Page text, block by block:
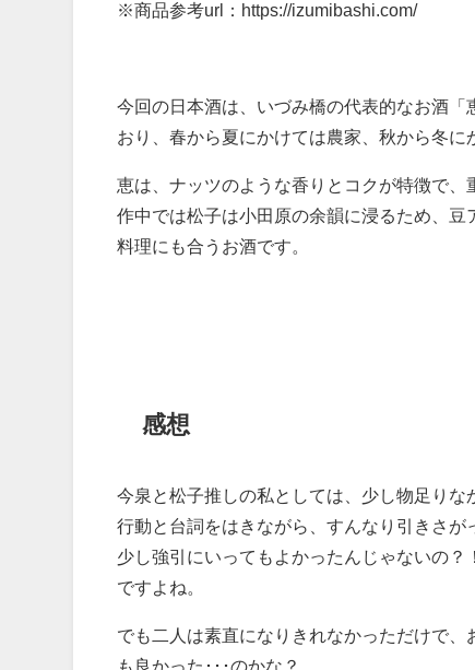
※商品参考url：https://izumibashi.com/
今回の日本酒は、いづみ橋の代表的なお酒
おり、春から夏にかけては農家、秋から冬に
恵は、ナッツのような香りとコクが特徴で、
作中では松子は小田原の余韻に浸るため、
料理にも合うお酒です。
感想
今泉と松子推しの私としては、少し物足り
行動と台詞をはきながら、すんなり引きさ
少し強引にいってもよかったんじゃないの
ですよね。
でも二人は素直になりきれなかっただけで
も良かった･･･のかな？